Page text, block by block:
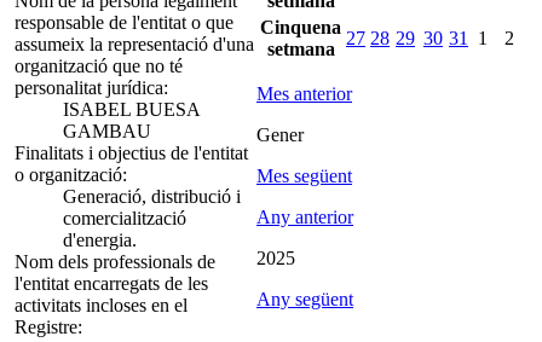
responsable de l'entitat o que
assumeix la representació d'una
organització que no té
personalitat jurídica:
ISABEL BUESA
GAMBAU
Finalitats i objectius de l'entitat
o organització:
Generació, distribució i
comercialització
d'energia.
Nom dels professionals de
l'entitat encarregats de les
activitats incloses en el
Registre:
Cinquena
setmana
27 28 29 30 31 1 2
Mes anterior
Gener
Mes següent
Any anterior
2025
Any següent